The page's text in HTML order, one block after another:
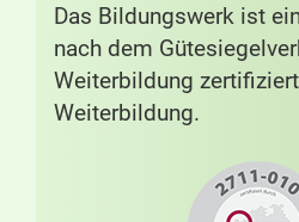
Das Bildungswerk ist
nach dem
Weiterbildung
Weiterbildung.